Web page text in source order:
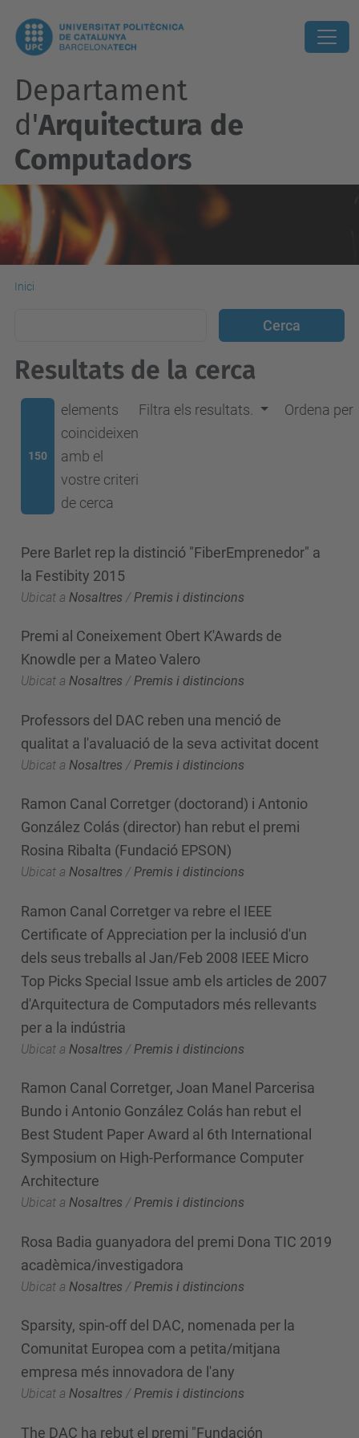
Departament
d'Arquitectura de
Computadors
Inici
Resultats de la cerca
150
elements
coincideixen
amb el
vostre criteri
de cerca
Filtra els resultats. Ordena per
Pere Barlet rep la distinció "FiberEmprenedor" a
la Festibity 2015
Ubicat a Nosaltres / Premis i distincions
Premi al Coneixement Obert K'Awards de
Knowdle per a Mateo Valero
Ubicat a Nosaltres /Premis i distincions
Professors del DAC reben una menció de
qualitat a l'avaluació de la seva activitat docent
Ubicat a Nosaltres / Premis i distincions
Ramon Canal Corretger (doctorand) i Antonio
González Colás (director) han rebut el premi
Rosina Ribalta (Fundació EPSON)
Ubicat a Nosaltres /Premis i distincions
Ramon Canal Corretger va rebre el IEEE
Certificate of Appreciation per la inclusió d'un
dels seus treballs al Jan/Feb 2008 IEEE Micro
Top Picks Special Issue amb els articles de 2007
d'Arquitectura de Computadors més rellevants
per a la indústria
Ubicat a Nosaltres / Premis i distincions
Ramon Canal Corretger, Joan Manel Parcerisa
Bundo i Antonio González Colás han rebut el
Best Student Paper Award al 6th International
Symposium on High-Performance Computer
Architecture
Ubicat a Nosaltres /Premis i distincions
Rosa Badia guanyadora del premi Dona TIC 2019
acadèmica/investigadora
Ubicat a Nosaltres / Premis i distincions
Sparsity, spin-off del DAC, nomenada per la
Comunitat Europea com a petita/mitjana
empresa més innovadora de l'any
Ubicat a Nosaltres /Premis i distincions
The DAC ha rebut el premi "Fundación